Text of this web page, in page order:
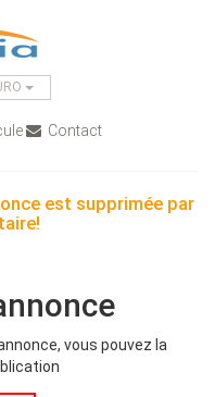
Contact
est supprimée par
vous pouvez la